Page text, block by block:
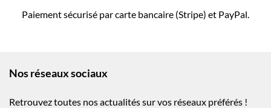
Paiement sécurisé par carte bancaire (Stripe) et PayPal.
Nos réseaux sociaux
Retrouvez toutes nos actualités sur vos réseaux préférés !